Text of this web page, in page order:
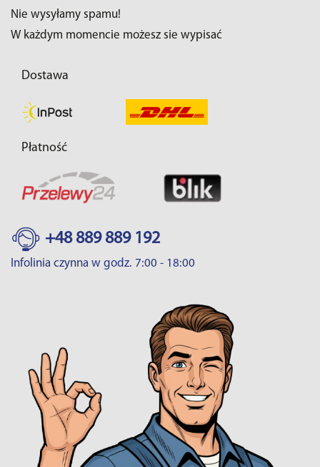
Nie wysyłamy spamu!
W każdym momencie możesz sie wypisać
Dostawa
Płatność
+48 889 889 192
Infolinia czynna w godz. 7:00 - 18:00